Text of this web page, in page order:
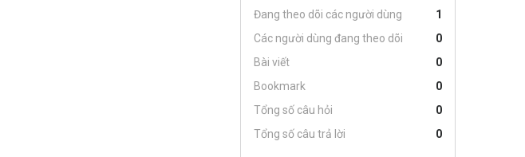
Đang theo dõi các người dùng
1
Các người dùng đang theo dõi
0
Bài viết
0
Bookmark
0
Tổng số câu hỏi
0
Tổng số câu trả lời
0